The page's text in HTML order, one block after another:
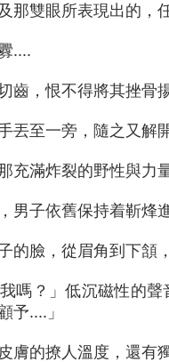
雙眼所表現出的，任
....
，恨不得將其挫骨
至一旁，隨之又解開
滿炸裂的野性與力量
子依舊保持着靳烽進
臉，從眉角到下頷，
？」低沉磁性的聲
予....」
的撩人溫度，還有